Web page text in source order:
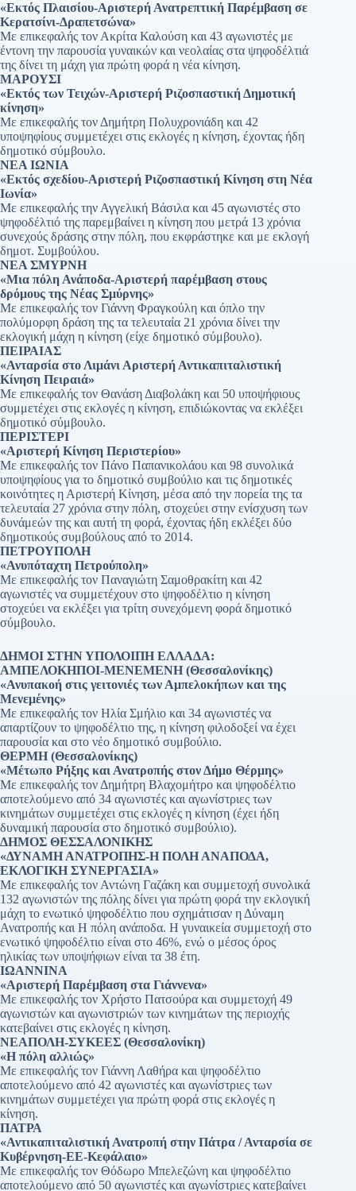
«Εκτός Πλαισίου-Αριστερή Ανατρεπτική Παρέμβαση σε
Κερατσίνι-Δραπετσώνα»
Με επικεφαλής τον Ακρίτα Καλούση και 43 αγωνιστές με
έντονη την παρουσία γυναικών και νεολαίας στα ψηφοδέλτιά
της δίνει τη μάχη για πρώτη φορά η νέα κίνηση.
ΜΑΡΟΥΣΙ
«Εκτός των Τειχών-Αριστερή Ριζοσπαστική Δημοτική
κίνηση»
Με επικεφαλής τον Δημήτρη Πολυχρονιάδη και 42
υποψηφίους συμμετέχει στις εκλογές η κίνηση, έχοντας ήδη
δημοτικό σύμβουλο.
ΝΕΑ ΙΩΝΙΑ
«Εκτός σχεδίου-Αριστερή Ριζοσπαστική Κίνηση στη Νέα
Ιωνία»
Με επικεφαλής την Αγγελική Βάσιλα και 45 αγωνιστές στο
ψηφοδέλτιό της παρεμβαίνει η κίνηση που μετρά 13 χρόνια
συνεχούς δράσης στην πόλη, που εκφράστηκε και με εκλογή
δημοτ. Συμβούλου.
ΝΕΑ ΣΜΥΡΝΗ
«Μια πόλη Ανάποδα-Αριστερή παρέμβαση στους
δρόμους της Νέας Σμύρνης»
Με επικεφαλής τον Γιάννη Φραγκούλη και όπλο την
πολύμορφη δράση της τα τελευταία 21 χρόνια δίνει την
εκλογική μάχη η κίνηση (είχε δημοτικό σύμβουλο).
ΠΕΙΡΑΙΑΣ
«Ανταρσία στο Λιμάνι Αριστερή Αντικαπιταλιστική
Κίνηση Πειραιά»
Με επικεφαλής τον Θανάση Διαβολάκη και 50 υποψήφιους
συμμετέχει στις εκλογές η κίνηση, επιδιώκοντας να εκλέξει
δημοτικό σύμβουλο.
ΠΕΡΙΣΤΕΡΙ
«Αριστερή Κίνηση Περιστερίου»
Με επικεφαλής τον Πάνο Παπανικολάου και 98 συνολικά
υποψηφίους για το δημοτικό συμβούλιο και τις δημοτικές
κοινότητες η Αριστερή Κίνηση, μέσα από την πορεία της τα
τελευταία 27 χρόνια στην πόλη, στοχεύει στην ενίσχυση των
δυνάμεών της και αυτή τη φορά, έχοντας ήδη εκλέξει δύο
δημοτικούς συμβούλους από το 2014.
ΠΕΤΡΟΥΠΟΛΗ
«Ανυπόταχτη Πετρούπολη»
Με επικεφαλής τον Παναγιώτη Σαμοθρακίτη και 42
αγωνιστές να συμμετέχουν στο ψηφοδέλτιο η κίνηση
στοχεύει να εκλέξει για τρίτη συνεχόμενη φορά δημοτικό
σύμβουλο.
ΔΗΜΟΙ ΣΤΗΝ ΥΠΟΛΟΙΠΗ ΕΛΛΑΔΑ:
ΑΜΠΕΛΟΚΗΠΟΙ-ΜΕΝΕΜΕΝΗ (Θεσσαλονίκης)
«Ανυπακοή στις γειτονιές των Αμπελοκήπων και της
Μενεμένης»
Με επικεφαλής τον Ηλία Σμήλιο και 34 αγωνιστές να
απαρτίζουν το ψηφοδέλτιο της, η κίνηση φιλοδοξεί να έχει
παρουσία και στο νέο δημοτικό συμβούλιο.
ΘΕΡΜΗ (Θεσσαλονίκης)
«Μέτωπο Ρήξης και Ανατροπής στον Δήμο Θέρμης»
Με επικεφαλής τον Δημήτρη Βλαχομήτρο και ψηφοδέλτιο
αποτελούμενο από 34 αγωνιστές και αγωνίστριες των
κινημάτων συμμετέχει στις εκλογές η κίνηση (έχει ήδη
δυναμική παρουσία στο δημοτικό συμβούλιο).
ΔΗΜΟΣ ΘΕΣΣΑΛΟΝΙΚΗΣ
«ΔΥΝΑΜΗ ΑΝΑΤΡΟΠΗΣ-Η ΠΟΛΗ ΑΝΑΠΟΔΑ,
ΕΚΛΟΓΙΚΗ ΣΥΝΕΡΓΑΣΙΑ»
Με επικεφαλής τον Αντώνη Γαζάκη και συμμετοχή συνολικά
132 αγωνιστών της πόλης δίνει για πρώτη φορά την εκλογική
μάχη το ενωτικό ψηφοδέλτιο που σχημάτισαν η Δύναμη
Ανατροπής και Η πόλη ανάποδα. Η γυναικεία συμμετοχή στο
ενωτικό ψηφοδέλτιο είναι στο 46%, ενώ ο μέσος όρος
ηλικίας των υποψήφιων είναι τα 38 έτη.
ΙΩΑΝΝΙΝΑ
«Αριστερή Παρέμβαση στα Γιάννενα»
Με επικεφαλής τον Χρήστο Πατσούρα και συμμετοχή 49
αγωνιστών και αγωνιστριών των κινημάτων της περιοχής
κατεβαίνει στις εκλογές η κίνηση.
ΝΕΑΠΟΛΗ-ΣΥΚΕΕΣ (Θεσσαλονίκη)
«Η πόλη αλλιώς»
Με επικεφαλής τον Γιάννη Λαθήρα και ψηφοδέλτιο
αποτελούμενο από 42 αγωνιστές και αγωνίστριες των
κινημάτων συμμετέχει για πρώτη φορά στις εκλογές η
κίνηση.
ΠΑΤΡΑ
«Αντικαπιταλιστική Ανατροπή στην Πάτρα / Ανταρσία σε
Κυβέρνηση-ΕΕ-Κεφάλαιο»
Με επικεφαλής τον Θόδωρο Μπελεζώνη και ψηφοδέλτιο
αποτελούμενο από 50 αγωνιστές και αγωνίστριες κατεβαίνει